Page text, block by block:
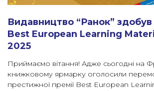
Видавництво “Ранок” здобув
Best European Learning
2025
Приймаємо вітання! Адже сьогодні на
книжковому ярмарку оголосили
престижної премії Best European